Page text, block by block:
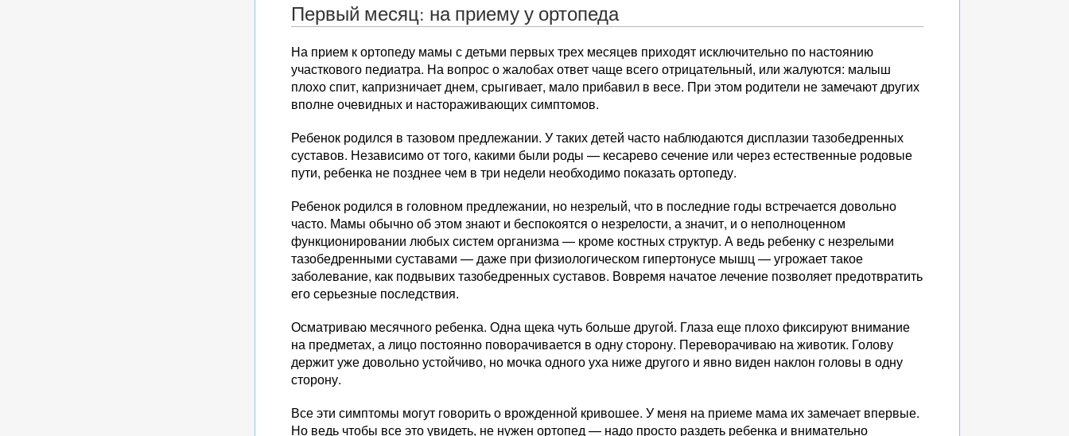
Первый месяц: на приему у ортопеда
На прием к ортопеду мамы с детьми первых трех месяцев приходят исключительно по настоянию
участкового педиатра. На вопрос о жалобах ответ чаще всего отрицательный, или жалуются: малыш
плохо спит, капризничает днем, срыгивает, мало прибавил в весе. При этом родители не замечают других
вполне очевидных и настораживающих симптомов.
Ребенок родился в тазовом предлежании. У таких детей часто наблюдаются дисплазии тазобедренных
суставов. Независимо от того, какими были роды — кесарево сечение или через естественные родовые
пути, ребенка не позднее чем в три недели необходимо показать ортопеду.
Ребенок родился в головном предлежании, но незрелый, что в последние годы встречается довольно
часто. Мамы обычно об этом знают и беспокоятся о незрелости, а значит, и о неполноценном
функционировании любых систем организма — кроме костных структур. А ведь ребенку с незрелыми
тазобедренными суставами — даже при физиологическом гипертонусе мышц — угрожает такое
заболевание, как подвывих тазобедренных суставов. Вовремя начатое лечение позволяет предотвратить
его серьезные последствия.
Осматриваю месячного ребенка. Одна щека чуть больше другой. Глаза еще плохо фиксируют внимание
на предметах, а лицо постоянно поворачивается в одну сторону. Переворачиваю на животик. Голову
держит уже довольно устойчиво, но мочка одного уха ниже другого и явно виден наклон головы в одну
сторону.
Все эти симптомы могут говорить о врожденной кривошее. У меня на приеме мама их замечает впервые.
Но ведь чтобы все это увидеть, не нужен ортопед — надо просто раздеть ребенка и внимательно